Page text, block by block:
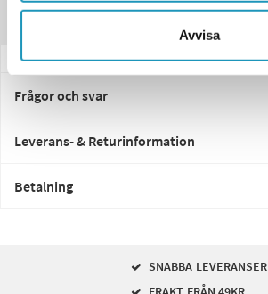
Avvisa
Frågor och svar
Leverans- & Returinformation
Betalning
SNABBA LEVERANSER